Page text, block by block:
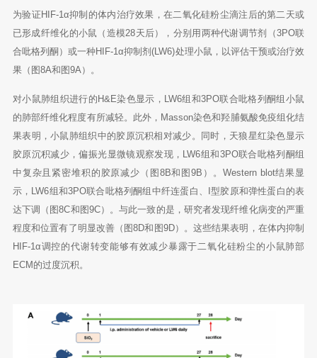
为验证HIF-1α抑制的体内治疗效果，在二氧化硅粉尘滴注后的第二天或
已形成纤维化的小鼠（造模28天后），分别用两种代谢调节剂（3PO联
合吡格列酮）或一种HIF-1α抑制剂(LW6)处理小鼠，以评估干预或治疗效
果（图8A和图9A）。
对小鼠肺组织进行的H&E染色显示，LW6组和3PO联合吡格列酮组小鼠
的肺部纤维化程度有所减轻。此外，Masson染色和羟脯氨酸免疫组化结
果表明，小鼠肺组织中的胶原沉积相对减少。同时，天狼星红染色显示
胶原沉积减少，偏振光显微镜观察发现，LW6组和3PO联合吡格列酮组
中复杂且紧密堆积的胶原减少（图8B和图9B）。Western blot结果显
示，LW6组和3PO联合吡格列酮组中纤连蛋白、I型胶原和弹性蛋白的表
达下调（图8C和图9C）。与此一致的是，研究者发现纤维化病变的严重
程度和位置有了明显改善（图8D和图9D）。这些结果表明，在体内抑制
HIF-1α调控的代谢转变能够有效减少暴露于二氧化硅粉尘的小鼠肺部
ECM的过度沉积。